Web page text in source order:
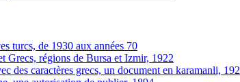
turcs, de 1930 aux années 70
Grecs, régions de Bursa et Izmir, 1922
des caractères grecs, un document en karamanli,